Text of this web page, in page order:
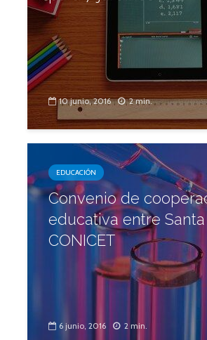
10 junio, 2016 2 min.
EDUCACIÓN
Convenio de
educativa entre
CONICET
6 junio, 2016 2 min.